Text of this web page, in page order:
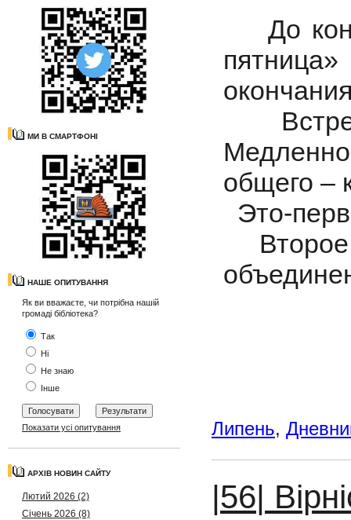
МИ В СМАРТФОНІ
НАШЕ ОПИТУВАННЯ
Як ви вважаєте, чи потрібна нашій
громаді бібліотека?
Так
Ні
Не знаю
Інше
Показати усі опитування
АРХІВ НОВИН САЙТУ
Лютий 2026 (2)
Січень 2026 (8)
До
общего –
Это-
Липень,
|56|